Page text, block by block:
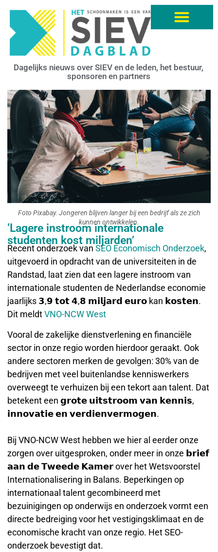
Dagelijks nieuws over SIEV en de leden, het bestuur,
sponsoren en partners
Foto Pixabay. Jongeren blijven langer bij een bedrijf als ze zich
kunnen ontwikkelen.
‘Lagere instroom internationale
studenten kost miljarden’
Recent onderzoek van SEO Economisch Onderzoek,
uitgevoerd in opdracht van de universiteiten in de
Randstad, laat zien dat een lagere instroom van
internationale studenten de Nederlandse economie
jaarlijks 𝟯,𝟵 𝘁𝗼𝘁 𝟰,𝟴 𝗺𝗶𝗹𝗷𝗮𝗿𝗱 𝗲𝘂𝗿𝗼 kan 𝗸𝗼𝘀𝘁𝗲𝗻.
Dit meldtVNO-NCW West
Vooral de zakelijke dienstverlening en financiële
sector in onze regio worden hierdoor geraakt. Ook
andere sectoren merken de gevolgen: 30% van de
bedrijven met veel buitenlandse kenniswerkers
overweegt te verhuizen bij een tekort aan talent. Dat
betekent een 𝗴𝗿𝗼𝘁𝗲 𝘂𝗶𝘁𝘀𝘁𝗿𝗼𝗼𝗺 𝘃𝗮𝗻 𝗸𝗲𝗻𝗻𝗶𝘀,
𝗶𝗻𝗻𝗼𝘃𝗮𝘁𝗶𝗲 𝗲𝗻 𝘃𝗲𝗿𝗱𝗶𝗲𝗻𝘃𝗲𝗿𝗺𝗼𝗴𝗲𝗻.
Bij VNO-NCW West hebben we hier al eerder onze
zorgen over uitgesproken, onder meer in onze 𝗯𝗿𝗶𝗲𝗳
𝗮𝗮𝗻 𝗱𝗲 𝗧𝘄𝗲𝗲𝗱𝗲 𝗞𝗮𝗺𝗲𝗿 over het Wetsvoorstel
Internationalisering in Balans. Beperkingen op
internationaal talent gecombineerd met
bezuinigingen op onderwijs en onderzoek vormt een
directe bedreiging voor het vestigingsklimaat en de
economische kracht van onze regio. Het SEO-
onderzoek bevestigt dat.